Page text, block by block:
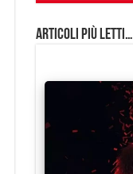
Articoli più Letti…